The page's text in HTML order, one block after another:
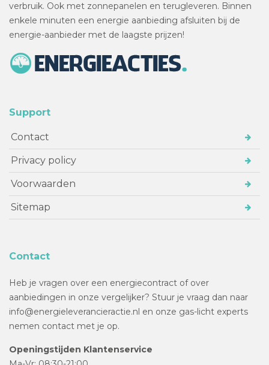
verbruik. Ook met zonnepanelen en terugleveren. Binnen
enkele minuten een energie aanbieding afsluiten bij de
energie-aanbieder met de laagste prijzen!
Support
Contact
Privacy policy
Voorwaarden
Sitemap
Contact
Heb je vragen over een energiecontract of over
aanbiedingen in onze vergelijker? Stuur je vraag dan naar
info@energieleverancieractie.nl en onze gas-licht experts
nemen contact met je op.
Openingstijden Klantenservice